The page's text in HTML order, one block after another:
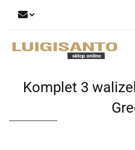
Komplet 3